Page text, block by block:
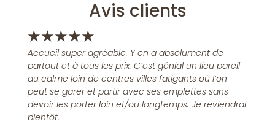
Avis clients
★★★★★
Accueil super agréable. Y en a absolument de
partout et à tous les prix. C’est génial un lieu pareil
au calme loin de centres villes fatigants où l’on
peut se garer et partir avec ses emplettes sans
devoir les porter loin et/ou longtemps. Je reviendrai
bientôt.